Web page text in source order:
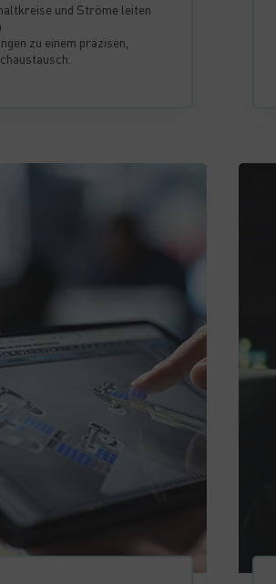
und Ströme leiten
zu einem präzisen,